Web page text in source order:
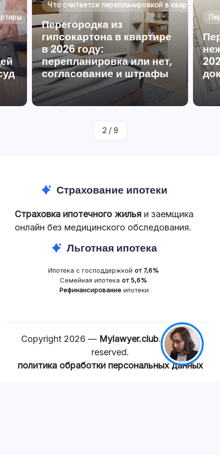
Что считается перепланировкой в квартире
Перегородка из
гипсокартона в квартире
в 2026 году:
перепланировка или нет,
согласование и штрафы
От Юрист По Жилищному Праву
Полина Ефремова
2 / 9
Страхование ипотеки
Страховка ипотечного жилья и заемщика
онлайн без медицинского обследования.
Льготная ипотека
Ипотека с господдержкой от 7,6%
Семейная ипотека от 5,6%
Рефинансирование ипотеки
Copyright 2026 — Mylawyer.club. All rights
reserved.
политика обработки персональных данных